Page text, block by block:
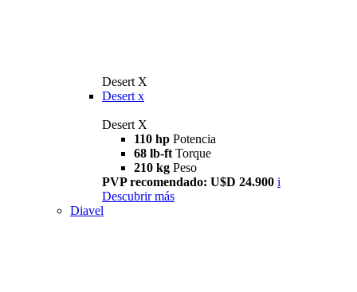
Desert X
Desert x
Desert X
110 hp Potencia
68 lb-ft Torque
210 kg Peso
PVP recomendado: U$D 24.900 i
Descubrir más
Diavel